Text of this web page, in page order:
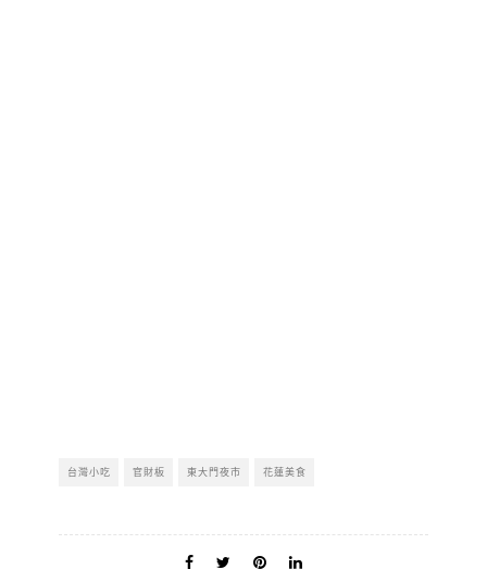
台灣小吃 官財板 東大門夜市 花蓮美食